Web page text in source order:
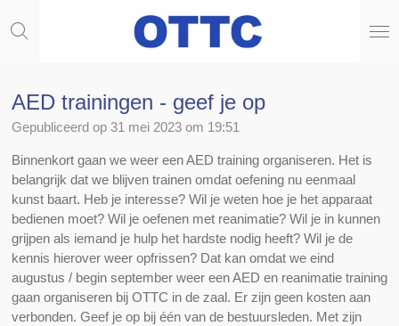
direct
hoofdinhoud
AED trainingen - geef je op
Gepubliceerd op 31 mei 2023 om 19:51
Binnenkort gaan we weer een AED training organiseren. Het is
belangrijk dat we blijven trainen omdat oefening nu eenmaal
kunst baart. Heb je interesse? Wil je weten hoe je het apparaat
bedienen moet? Wil je oefenen met reanimatie? Wil je in kunnen
grijpen als iemand je hulp het hardste nodig heeft? Wil je de
kennis hierover weer opfrissen? Dat kan omdat we eind
augustus / begin september weer een AED en reanimatie training
gaan organiseren bij OTTC in de zaal. Er zijn geen kosten aan
verbonden. Geef je op bij één van de bestuursleden. Met zijn